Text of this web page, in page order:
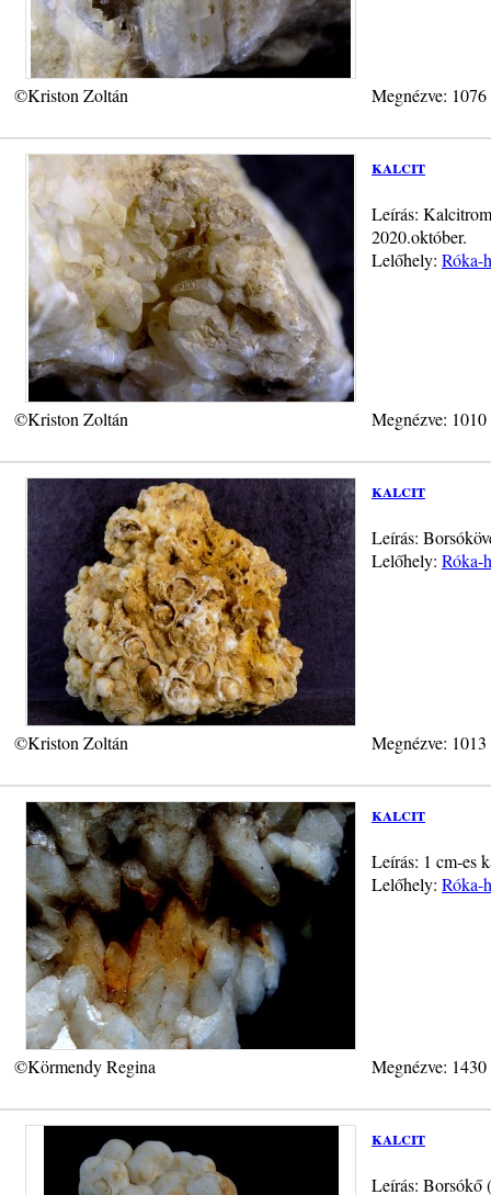
©Kriston Zoltán Megnézve:
kalcit
Leírás:
2020.október.
Lelőhely: Róka-
©Kriston Zoltán Megnézve:
kalcit
Leírás:
Lelőhely: Róka-
©Kriston Zoltán Megnézve:
kalcit
Leírás: 1 cm-es
Lelőhely: Róka-
©Körmendy Regina Megnézve:
kalcit
Leírás: Borsókő